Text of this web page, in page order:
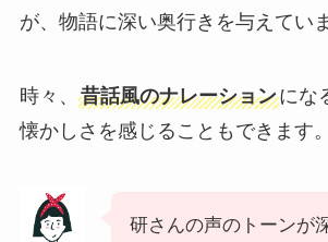
が、物語に深い奥行きを与えてい
時々、 昔話風のナレーションにな
懐かしさを感じることもできます。
研さんの声のトーンが